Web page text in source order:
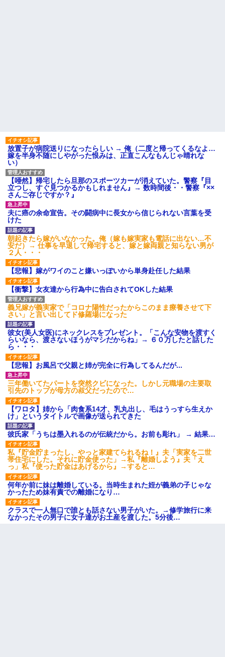
私「ちょっと、人の家の金庫
触らないでよ！」キチママ『そ
こに金庫があったから、開けて
みようとしただけ☆』義兄「泥
は出てけ！二度と来るな！」結
果・・・
私「初めて飲む味だけどなん
のお茶？」彼「ちっ！」私「」
【GIF】JSのカンチョーワロ
タ
後続車にクラクションを鳴ら
され彼氏が逆切れ。「何クラク
ション鳴らしてんだ！降りてこ
いよ！」と怒鳴りだし...
【衝撃】報酬100万円超の治験
募集がこちらｗｗｗｗｗ(※画像
あり)
【ネット騒然】惨殺されたタ
ワマン頂き女子のこの動画、す
げえええええｗｗｗｗｗｗｗｗ
ｗｗｗ
【愕然】白のクラウン俺氏、
高速道路左車線を制限速度で走
った結果wwwwwwwwwwww
百年の恋12-899 食べた量を
張り合ってくる
【悲報】佐藤輝明・・・２軍
でも盛大にやらかす←あまり悲
しませないでくれ
放置子が病院送りになったらしい → 俺（二度と帰ってくるなよ…
嫁を半身不随にしやがった恨みは、正直こんなもんじゃ晴れな
い）
【唖然】帰宅したら旦那のスポーツカーが消えていた。警察『目
立つし、すぐ見つかるかもしれません』→ 数時間後・・警察『××
さんご存じですか？』
夫に癌の余命宣告。その闘病中に長女から信じられない言葉を受
けた
朝起きたら嫁がいなかった。俺（嫁も嫁実家も電話に出ない…不
安だ）→ 仕事を早退して帰宅すると、嫁と嫁両親と知らない男が
２人・・・
【悲報】嫁がワイのこと嫌いっぽいから単身赴任した結果
【衝撃】女友達から行為中に告白されてOKした結果
義兄嫁が義実家で「コロナ陽性だったからこのまま療養させて下
さい」と言い出してド修羅場になった
彼女(美人女医)にネックレスをプレゼント。「こんな安物を渡すく
らいなら、渡さないほうがマシだからね」→ ６０万したと話した
ら・・・
【悲報】お風呂で父親と姉が完全に行為してるんだが...
三年働いてたパートを突然クビになった。しかし元職場の主要取
引先のトップが母方の叔父だったので…
【ワロタ】姉から「肉食系14才、乳丸出し、毛はうっすら生えか
け」というタイトルで画像が送られてきた
彼氏家「うちは墨入れるのが伝統だから。お前も彫れ」 → 結果…
私『貯金貯まったし、やっと家建てられるね！』夫「実家を二世
帯住宅にした。それに貯金使った」→私『離婚しよう』夫「え
っ」私『使った貯金はあげるから』→すると…
何年か前に妹は離婚している。当時生まれた姪が義弟の子じゃな
かったため妹有責での離婚になり…
クラスで一人無口で誰とも話さない男子がいた。→修学旅行に来
なかったその男子に女子達がお土産を渡した。5分後…